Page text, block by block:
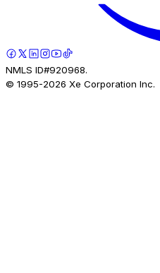
NMLS ID#920968.
© 1995-2026 Xe Corporation Inc.